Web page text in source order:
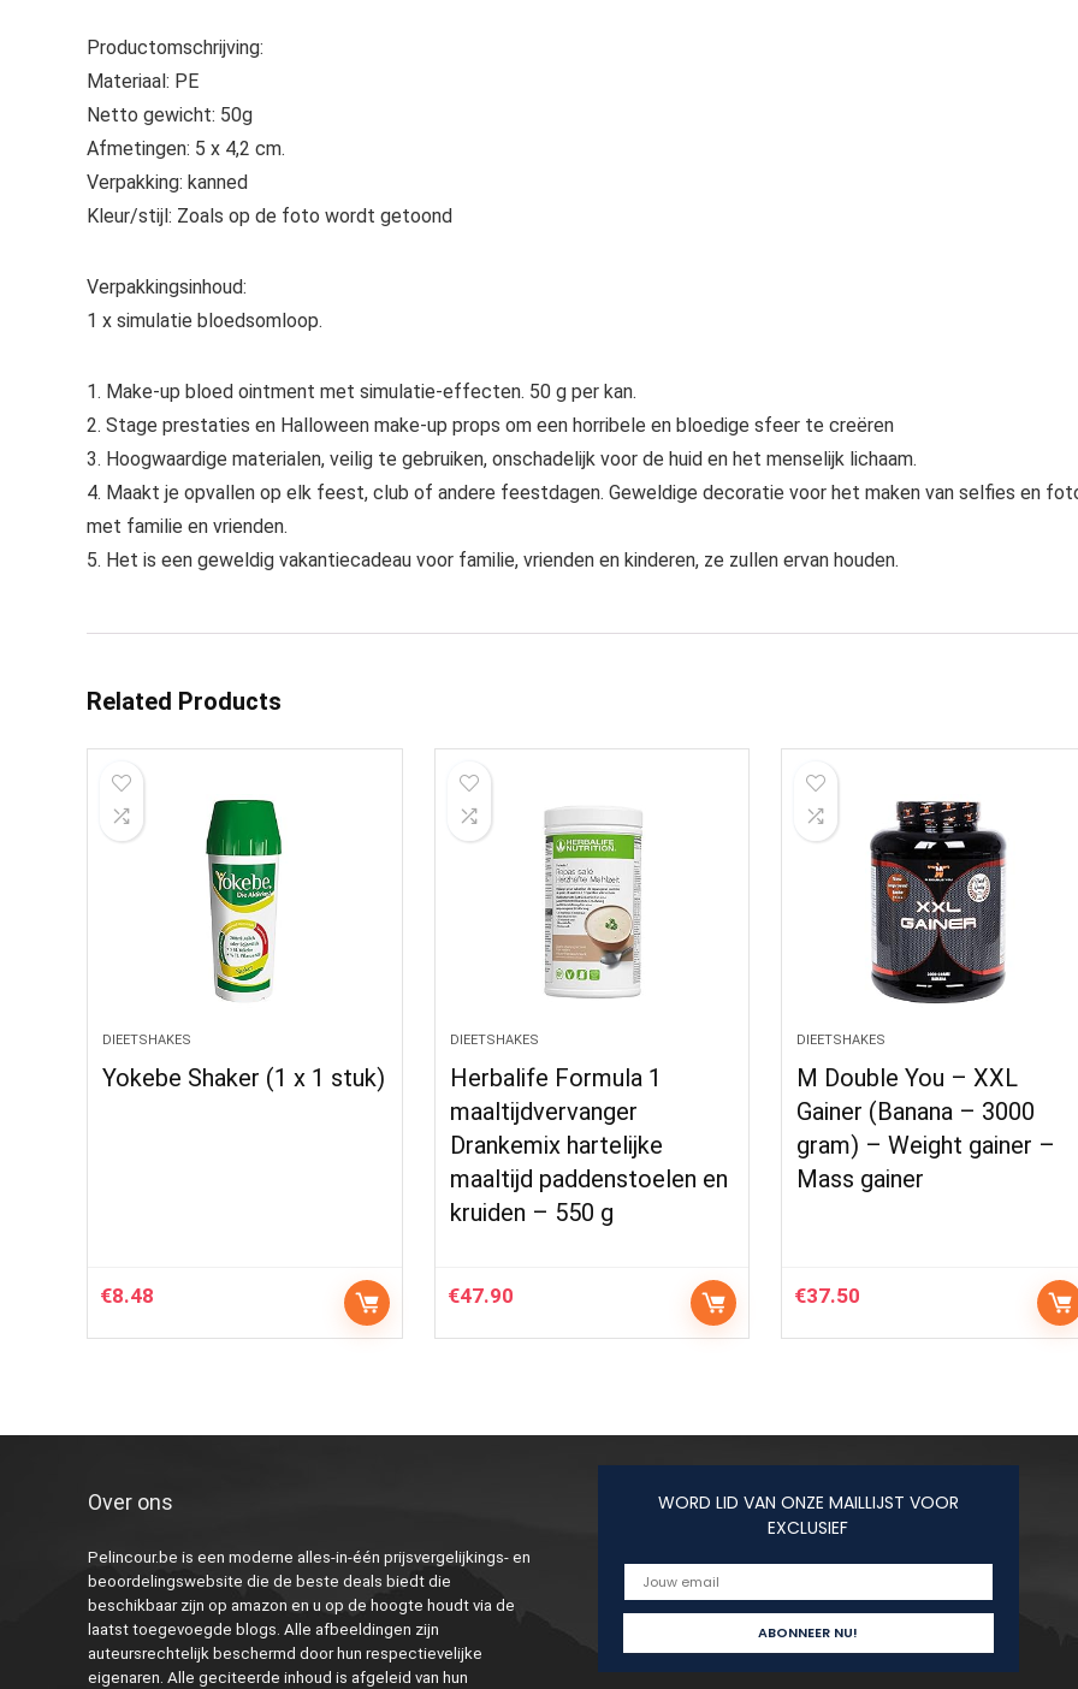
Productomschrijving:
Materiaal: PE
Netto gewicht: 50g
Afmetingen: 5 x 4,2 cm.
Verpakking: kanned
Kleur/stijl: Zoals op de foto wordt getoond
Verpakkingsinhoud:
1 x simulatie bloedsomloop.
1. Make-up bloed ointment met simulatie-effecten. 50 g per kan.
2. Stage prestaties en Halloween make-up props om een horribele en bloedige sfeer te creëren
3. Hoogwaardige materialen, veilig te gebruiken, onschadelijk voor de huid en het menselijk lichaam.
4. Maakt je opvallen op elk feest, club of andere feestdagen. Geweldige decoratie voor het maken van selfies en
met familie en vrienden.
5. Het is een geweldig vakantiecadeau voor familie, vrienden en kinderen, ze zullen ervan houden.
Related Products
DIEETSHAKES
Yokebe Shaker (1 x 1 stuk)
€8.48
DIEETSHAKES
Herbalife Formula 1
maaltijdvervanger
Drankemix hartelijke
maaltijd paddenstoelen en
kruiden – 550 g
€47.90
DIEETSHAKES
M Double You – XXL
Gainer (Banana – 3000
gram) – Weight gainer –
Mass gainer
€37.50
Over ons
Pelincour.be is een moderne alles-in-één prijsvergelijkings- en
beoordelingswebsite die de beste deals biedt die
beschikbaar zijn op amazon en u op de hoogte houdt via de
laatst toegevoegde blogs. Alle afbeeldingen zijn
auteursrechtelijk beschermd door hun respectievelijke
eigenaren. Alle geciteerde inhoud is afgeleid van hun
WORD LID VAN ONZE MAILLIJST VOOR
EXCLUSIEF